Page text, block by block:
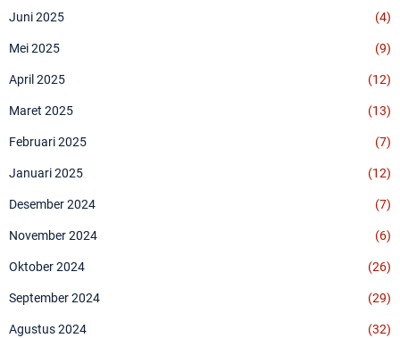
Juni 2025 (4)
Mei 2025 (9)
April 2025 (12)
Maret 2025 (13)
Februari 2025 (7)
Januari 2025 (12)
Desember 2024 (7)
November 2024 (6)
Oktober 2024 (26)
September 2024 (29)
Agustus 2024 (32)